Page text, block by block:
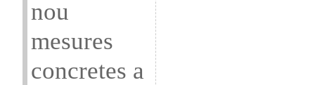
nou
mesures
concretes a